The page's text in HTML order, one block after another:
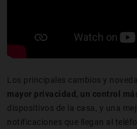
Los principales cambios y
mayor privacidad, un control
dispositivos de la casa, y una
notificaciones que llegan al